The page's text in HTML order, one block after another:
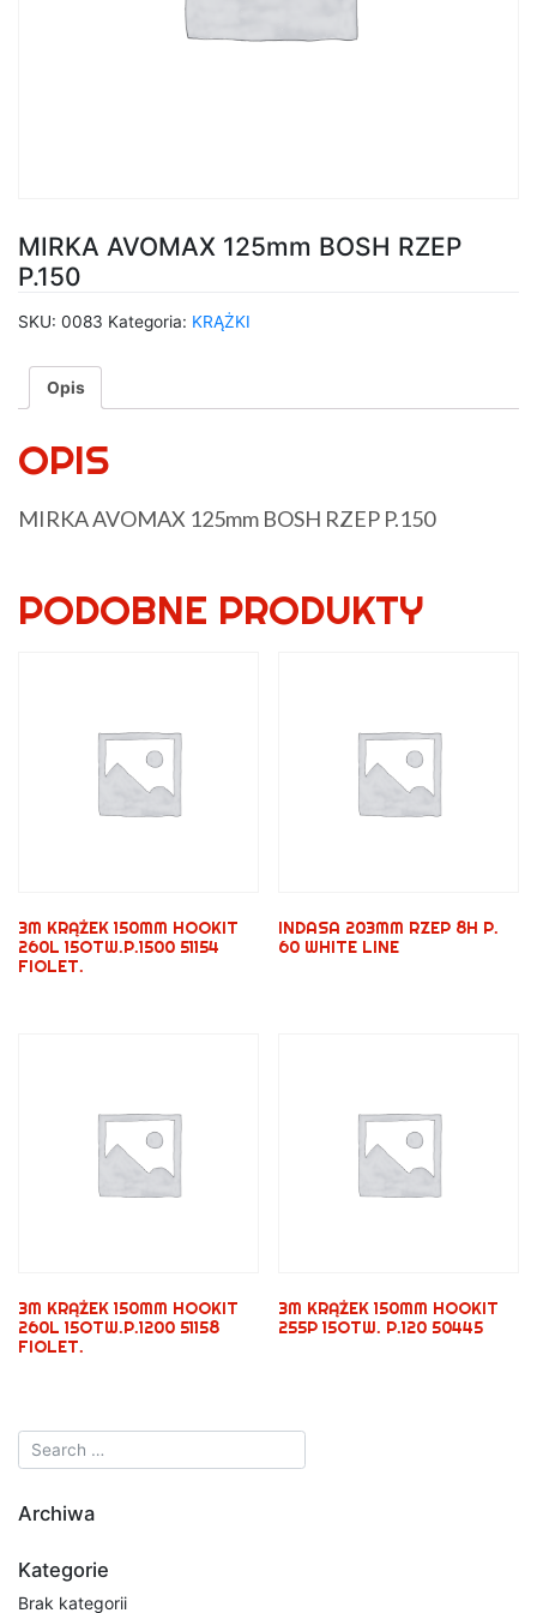
MIRKA AVOMAX 125mm BOSH RZEP
P.150
SKU: 0083 Kategoria: KRĄŻKI
Opis
OPIS
MIRKA AVOMAX 125mm BOSH RZEP P.150
PODOBNE PRODUKTY
3M KRĄŻEK 150MM HOOKIT
260L 15OTW.P.1500 51154
FIOLET.
INDASA 203MM RZEP 8H P.
60 WHITE LINE
3M KRĄŻEK 150MM HOOKIT
260L 15OTW.P.1200 51158
FIOLET.
3M KRĄŻEK 150MM HOOKIT
255P 15OTW. P.120 50445
Archiwa
Kategorie
Brak kategorii